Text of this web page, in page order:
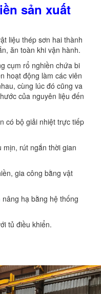
sản xuất
liệu thép sơn hai thành
ăn toàn khi vận hành.
cụm rổ nghiền chứa bi
hoạt động làm các viên
cùng lúc đó cũng va
của nguyên liệu đến
có bộ giải nhiệt trực tiếp
rút ngắn thời gian
gia công bằng vật
nâng hạ bằng hệ thống
tủ điều khiển.